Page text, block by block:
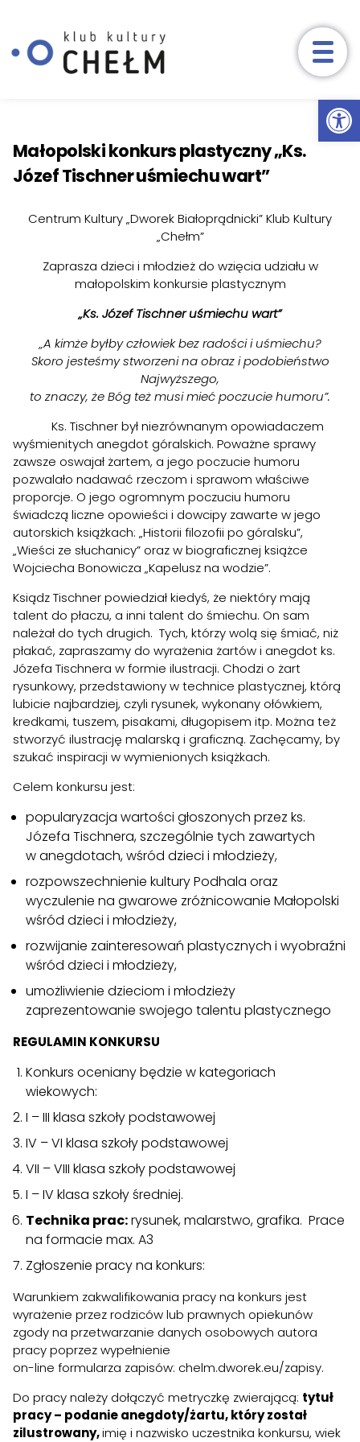
Zajęcia
Konkursy
Kontakt
Szukaj:
Małopolski konkurs plastyczny „Ks.
Józef Tischner uśmiechu wart”
Centrum Kultury „Dworek Białoprądnicki” Klub Kultury
„Chełm”
Zaprasza dzieci i młodzież do wzięcia udziału w
małopolskim konkursie plastycznym
„Ks. Józef Tischner uśmiechu wart”
„A kimże byłby człowiek bez radości i uśmiechu?
Skoro jesteśmy stworzeni na obraz i podobieństwo
Najwyższego,
to znaczy, że Bóg też musi mieć poczucie humoru”.
Ks. Tischner był niezrównanym opowiadaczem
wyśmienitych anegdot góralskich. Poważne sprawy
zawsze oswajał żartem, a jego poczucie humoru
pozwalało nadawać rzeczom i sprawom właściwe
proporcje. O jego ogromnym poczuciu humoru
świadczą liczne opowieści i dowcipy zawarte w jego
autorskich książkach: „Historii filozofii po góralsku”,
„Wieści ze słuchanicy” oraz w biograficznej książce
Wojciecha Bonowicza „Kapelusz na wodzie”.
Ksiądz Tischner powiedział kiedyś, że niektóry mają
talent do płaczu, a inni talent do śmiechu. On sam
należał do tych drugich. Tych, którzy wolą się śmiać, niż
płakać, zapraszamy do wyrażenia żartów i anegdot ks.
Józefa Tischnera w formie ilustracji. Chodzi o żart
rysunkowy, przedstawiony w technice plastycznej, którą
lubicie najbardziej, czyli rysunek, wykonany ołówkiem,
kredkami, tuszem, pisakami, długopisem itp. Można też
stworzyć ilustrację malarską i graficzną. Zachęcamy, by
szukać inspiracji w wymienionych książkach.
Celem konkursu jest:
popularyzacja wartości głoszonych przez ks.
Józefa Tischnera, szczególnie tych zawartych
w anegdotach, wśród dzieci i młodzieży,
rozpowszechnienie kultury Podhala oraz
wyczulenie na gwarowe zróżnicowanie Małopolski
wśród dzieci i młodzieży,
rozwijanie zainteresowań plastycznych i wyobraźni
wśród dzieci i młodzieży,
umożliwienie dzieciom i młodzieży
zaprezentowanie swojego talentu plastycznego
REGULAMIN KONKURSU
Konkurs oceniany będzie w kategoriach
wiekowych:
I – III klasa szkoły podstawowej
IV – VI klasa szkoły podstawowej
VII – VIII klasa szkoły podstawowej
I – IV klasa szkoły średniej.
Technika prac:rysunek, malarstwo, grafika. Prace
na formacie max. A3
Zgłoszenie pracy na konkurs:
Warunkiem zakwalifikowania pracy na konkurs jest
wyrażenie przez rodziców lub prawnych opiekunów
zgody na przetwarzanie danych osobowych autora
pracy poprzez wypełnienie
on-line formularza zapisów: chelm.dworek.eu/zapisy.
Do pracy należy dołączyć metryczkę zwierającą: tytuł
pracy – podanie anegdoty/żartu, który został
zilustrowany,imię i nazwisko uczestnika konkursu, wiek